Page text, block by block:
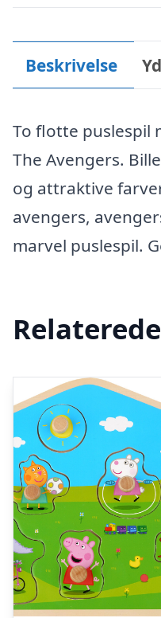
Beskrivelse
To flotte puslespil
The Avengers.
og attraktive
avengers,
marvel puslespil.